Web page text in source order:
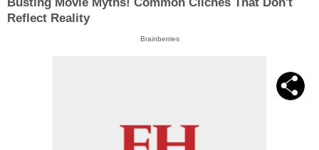
Busting Movie Myths! Common Clichés That Don't
Reflect Reality
Brainberries